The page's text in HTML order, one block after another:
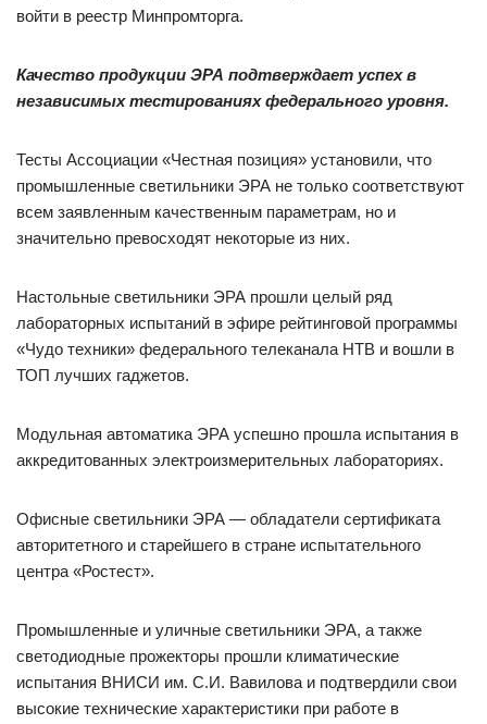
войти в реестр Минпромторга.
Качество продукции ЭРА подтверждает успех в
независимых тестированиях федерального уровня.
Тесты Ассоциации «Честная позиция» установили, что
промышленные светильники ЭРА не только соответствуют
всем заявленным качественным параметрам, но и
значительно превосходят некоторые из них.
Настольные светильники ЭРА прошли целый ряд
лабораторных испытаний в эфире рейтинговой программы
«Чудо техники» федерального телеканала НТВ и вошли в
ТОП лучших гаджетов.
Модульная автоматика ЭРА успешно прошла испытания в
аккредитованных электроизмерительных лабораториях.
Офисные светильники ЭРА — обладатели сертификата
авторитетного и старейшего в стране испытательного
центра «Ростест».
Промышленные и уличные светильники ЭРА, а также
светодиодные прожекторы прошли климатические
испытания ВНИСИ им. С.И. Вавилова и подтвердили свои
высокие технические характеристики при работе в